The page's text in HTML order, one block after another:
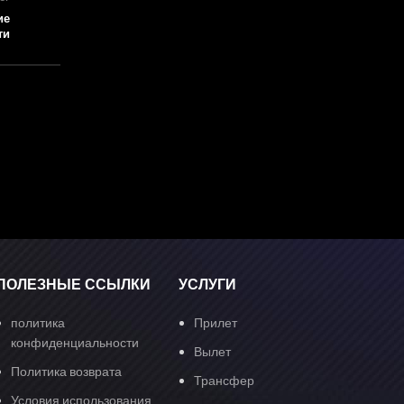
ССЫЛКИ
политика
конфиденциальности
Политика возврата
Условия использования
УСЛУГИ
Прилет
Вылет
Трансфер